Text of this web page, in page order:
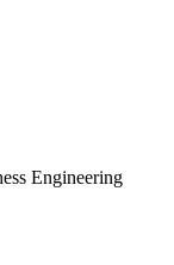
Engineering